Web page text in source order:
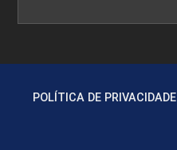
POLÍTICA DE PRIVACIDADE